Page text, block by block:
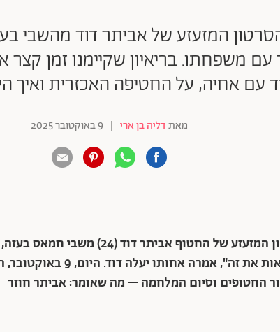
המזעזע של אביתר דוד מהשבי
משפחתו. בריאיון שקיימנו זמן קצר
עם אחיה, על החטיפה האכזרית ואיך
מאתדליה בן ארי | 9 באוקטובר 2025
הלב לא נרגע מאז 2 באוגוסט, אז שוחרר הסרטון המזעזע של החטוף אביתר דוד (24) משבי
הוא נראה כחוש עד אימה. "כל העולם צריך לראות את זה", אמרה אחותו יעלה
וסיום המלחמה – מה שאומר: אביתר חוזר